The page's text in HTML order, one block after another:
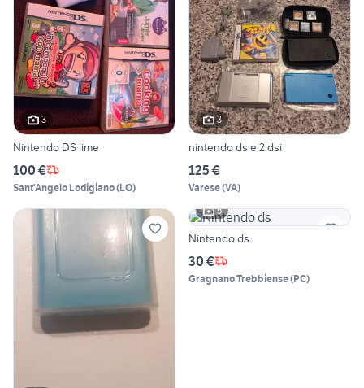
3
Nintendo DS lime
100 €
Sant'Angelo Lodigiano(LO)
3
nintendo ds e 2 dsi
125 €
Varese(VA)
5
Nintendo ds
30 €
Gragnano Trebbiense(PC)